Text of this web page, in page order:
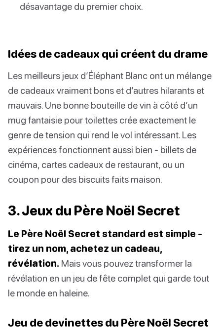
désavantage du premier choix.
Idées de cadeaux qui créent du drame
Les meilleurs jeux d’Éléphant Blanc ont un mélange
de cadeaux vraiment bons et d’autres hilarants et
mauvais. Une bonne bouteille de vin à côté d’un
mug fantaisie pour toilettes crée exactement le
genre de tension qui rend le vol intéressant. Les
expériences fonctionnent aussi bien - billets de
cinéma, cartes cadeaux de restaurant, ou un
coupon pour des biscuits faits maison.
3. Jeux du Père Noël Secret
Le Père Noël Secret standard est simple -
tirez un nom, achetez un cadeau,
révélation. Mais vous pouvez transformer la
révélation en un jeu de fête complet qui garde tout
le monde en haleine.
Jeu de devinettes du Père Noël Secret